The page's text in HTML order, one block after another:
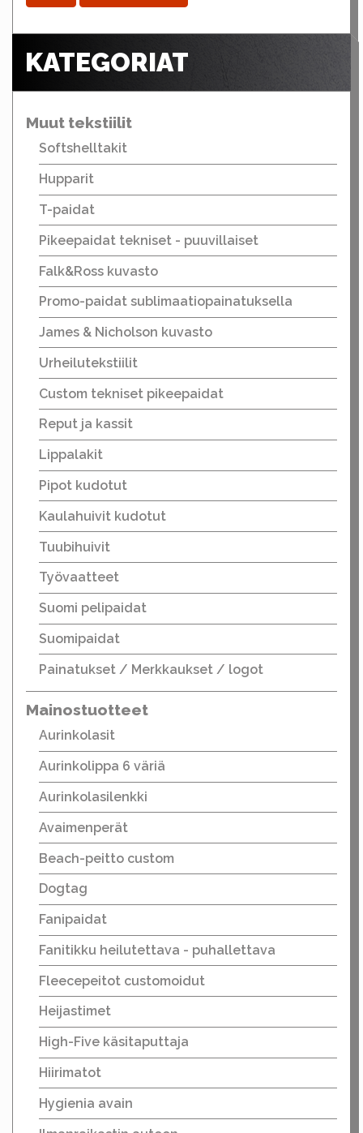
KATEGORIAT
Muut tekstiilit
Softshelltakit
Hupparit
T-paidat
Pikeepaidat tekniset - puuvillaiset
Falk&Ross kuvasto
Promo-paidat sublimaatiopainatuksella
James & Nicholson kuvasto
Urheilutekstiilit
Custom tekniset pikeepaidat
Reput ja kassit
Lippalakit
Pipot kudotut
Kaulahuivit kudotut
Tuubihuivit
Työvaatteet
Suomi pelipaidat
Suomipaidat
Painatukset / Merkkaukset / logot
Mainostuotteet
Aurinkolasit
Aurinkolippa 6 väriä
Aurinkolasilenkki
Avaimenperät
Beach-peitto custom
Dogtag
Fanipaidat
Fanitikku heilutettava - puhallettava
Fleecepeitot customoidut
Heijastimet
High-Five käsitaputtaja
Hiirimatot
Hygienia avain